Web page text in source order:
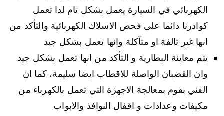
الكهربائي في السيارة يعمل بشكل تام لذا تعمل
كوادرنا دائما على فحص الاسلاك الكهربائية والتأكد من
انها غير تالفة او متآكلة وانها تعمل بشكل جيد
يتم معاينة البطارية و التأكد من انها تعمل بشكل جيد
وان القضبان الواصلة للاقطاب ايضا سليمة، كما ان
الفني بقوم بمعالجة الاجهزة التي تعمل بالكهرباء من
مكيفات وعدادات و اقفال النوافذ والابواب